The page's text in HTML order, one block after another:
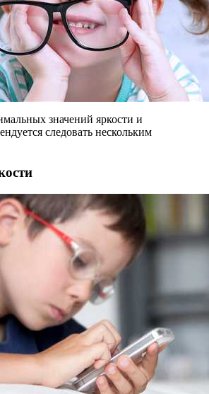
значений яркости и
следовать нескольким